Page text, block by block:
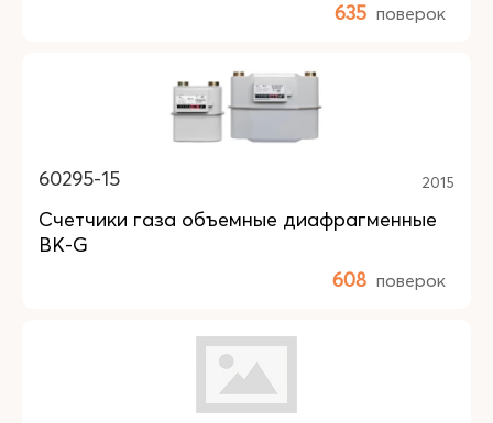
635 поверок
60295-15 2015
Счетчики газа объемные диафрагменные
ВК-G
608 поверок